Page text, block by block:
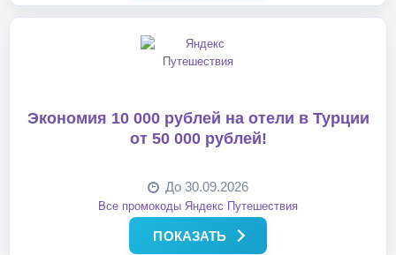
Экономия 10 000 рублей на отели в Турции
от 50 000 рублей!
До 30.09.2026
Все промокоды Яндекс Путешествия
ПОКАЗАТЬ